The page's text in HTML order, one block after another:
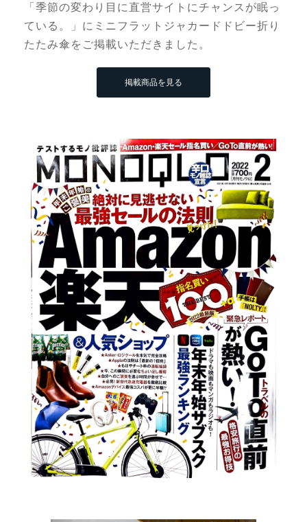
「季節の変わり目に直営サイトにチャンスが眠っ
ている。」にミニフラットジャカードドビー折り
たたみ傘をご掲載いただきました。
掲載商品を見る